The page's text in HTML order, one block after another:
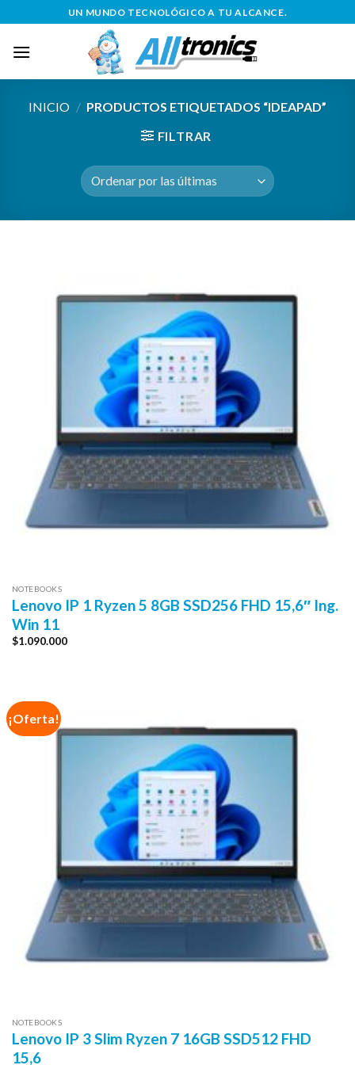
al
contenido
UN MUNDO TECNOLÓGICO A TU ALCANCE.
INICIO / PRODUCTOS ETIQUETADOS “IDEAPAD”
FILTRAR
NOTEBOOKS
Lenovo IP 1 Ryzen 5 8GB SSD256 FHD 15,6″ Ing.
Win 11
$1.090.000
¡Oferta!
NOTEBOOKS
Lenovo IP 3 Slim Ryzen 7 16GB SSD512 FHD
15,6